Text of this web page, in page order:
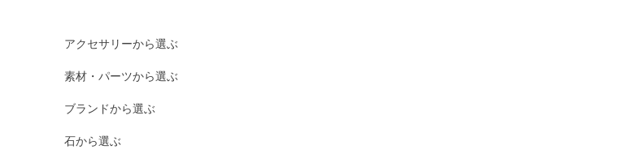
アクセサリーから選ぶ
素材・パーツから選ぶ
ブランドから選ぶ
石から選ぶ